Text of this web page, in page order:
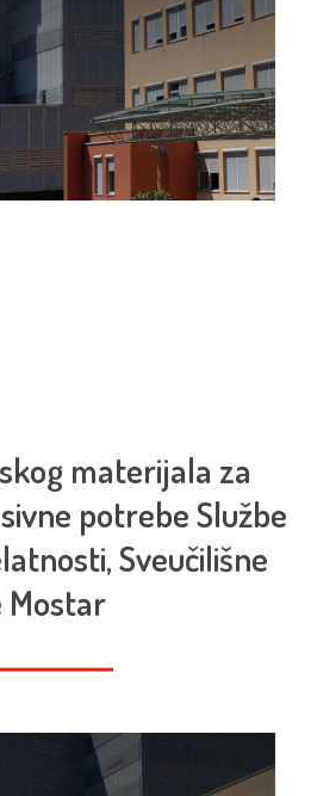
materijala za
potrebe Službe
Sveučilišne
Mostar